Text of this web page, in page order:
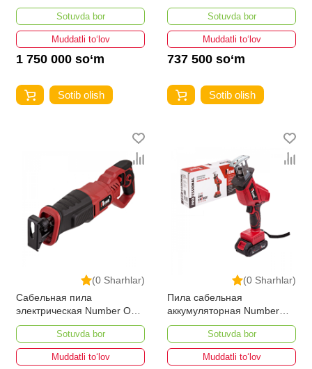
Sotuvda bor
Muddatli to‘lov
1 750 000 so‘m
Sotib olish
RS1350/150-1
Sotuvda bor
Muddatli to‘lov
737 500 so‘m
Sotib olish
(0 Sharhlar)
Сабельная пила
электрическая Number One
RS1200/120-1
Sotuvda bor
Muddatli to‘lov
(0 Sharhlar)
Пила сабельная
аккумуляторная Number
One CRS20/2.0-PRO
Sotuvda bor
Muddatli to‘lov